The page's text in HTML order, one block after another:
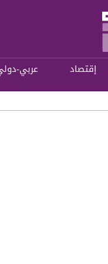
إقتصاد عربي-